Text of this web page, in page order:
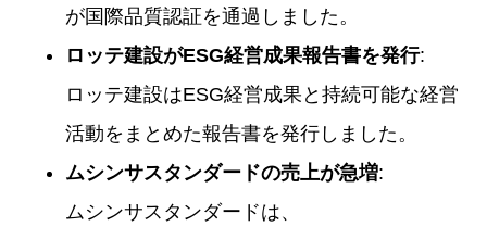
が国際品質認証を通過しました。
ロッテ建設がESG経営成果報告書を発行:
ロッテ建設はESG経営成果と持続可能な経営
活動をまとめた報告書を発行しました。
ムシンサスタンダードの売上が急増:
ムシンサスタンダードは、